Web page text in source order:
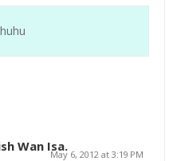
Wan Isa.
May 6, 2012 at 3:19 PM